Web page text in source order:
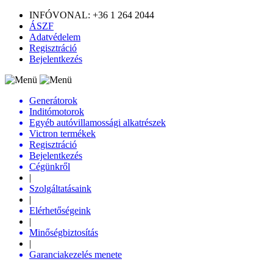
INFÓVONAL: +36 1 264 2044
ÁSZF
Adatvédelem
Regisztráció
Bejelentkezés
Generátorok
Inditómotorok
Egyéb autóvillamossági alkatrészek
Victron termékek
Regisztráció
Bejelentkezés
Cégünkről
|
Szolgáltatásaink
|
Elérhetőségeink
|
Minőségbiztosítás
|
Garanciakezelés menete